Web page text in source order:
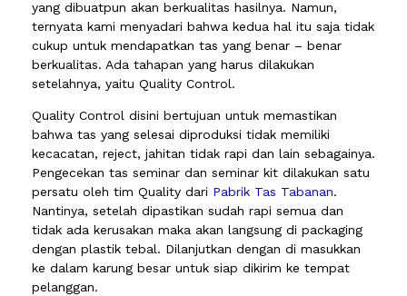
yang dibuatpun akan berkualitas hasilnya. Namun,
ternyata kami menyadari bahwa kedua hal itu saja tidak
cukup untuk mendapatkan tas yang benar – benar
berkualitas. Ada tahapan yang harus dilakukan
setelahnya, yaitu Quality Control.
Quality Control disini bertujuan untuk memastikan
bahwa tas yang selesai diproduksi tidak memiliki
kecacatan, reject, jahitan tidak rapi dan lain sebagainya.
Pengecekan tas seminar dan seminar kit dilakukan satu
persatu oleh tim Quality dari Pabrik Tas Tabanan.
Nantinya, setelah dipastikan sudah rapi semua dan
tidak ada kerusakan maka akan langsung di packaging
dengan plastik tebal. Dilanjutkan dengan di masukkan
ke dalam karung besar untuk siap dikirim ke tempat
pelanggan.